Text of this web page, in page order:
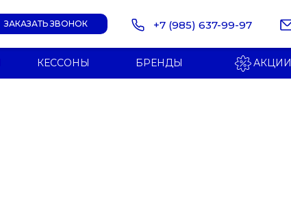
+7 (985) 637-99-97
ЗАКАЗАТЬ ЗВОНОК
АКЦИИ
БРЕНДЫ
КЕССОНЫ